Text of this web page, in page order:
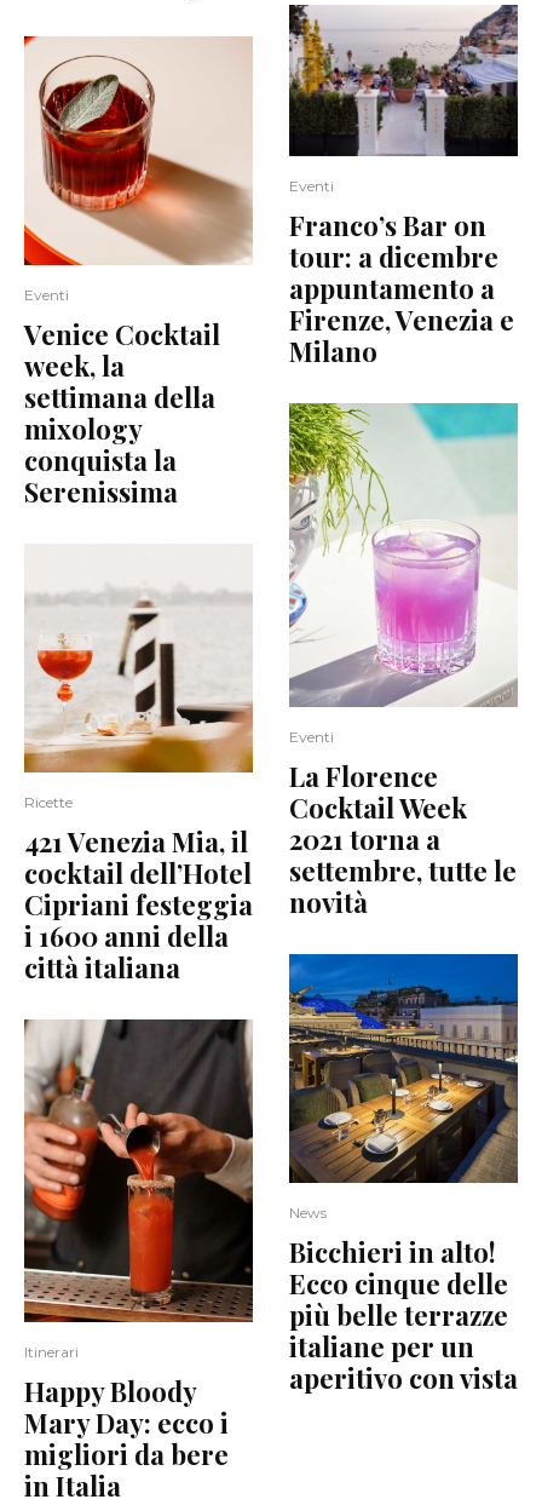
Eventi
Venice Cocktail
week, la
settimana della
mixology
conquista la
Serenissima
Ricette
421 Venezia Mia, il
cocktail dell’Hotel
Cipriani festeggia
i 1600 anni della
città italiana
Itinerari
Happy Bloody
Mary Day: ecco i
migliori da bere
in Italia
Eventi
Franco’s Bar on
tour: a dicembre
appuntamento a
Firenze, Venezia e
Milano
Eventi
La Florence
Cocktail Week
2021 torna a
settembre, tutte le
novità
News
Bicchieri in alto!
Ecco cinque delle
più belle terrazze
italiane per un
aperitivo con vista